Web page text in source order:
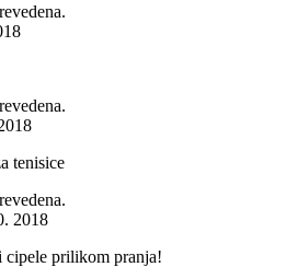
tenisice
2018
cipele prilikom pranja!